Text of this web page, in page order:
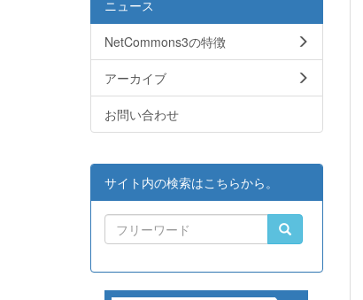
ニュース
NetCommons3の特徴
アーカイブ
お問い合わせ
サイト内の検索はこちらから。